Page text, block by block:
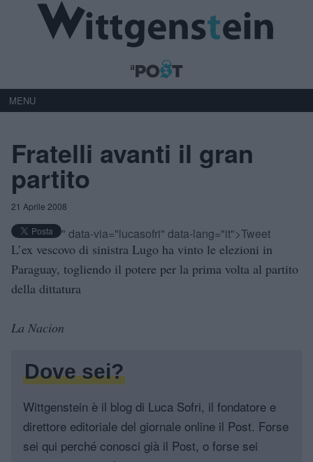
MENU
Fratelli avanti il gran
partito
21 Aprile 2008
" data-via="lucasofri" data-lang="it">Tweet
L’ex vescovo di sinistra Lugo ha vinto le elezioni in
Paraguay, togliendo il potere per la prima volta al partito
della dittatura
La Nacion
Dove sei?
Wittgenstein è il blog di Luca Sofri, il fondatore e
direttore editoriale del giornale online il Post. Forse
sei qui perché conosci già il Post, o forse sei